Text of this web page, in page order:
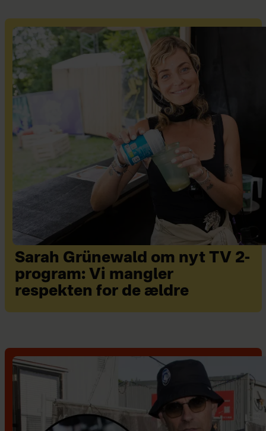
Sarah Grünewald om nyt TV 2-
program: Vi mangler
respekten for de ældre